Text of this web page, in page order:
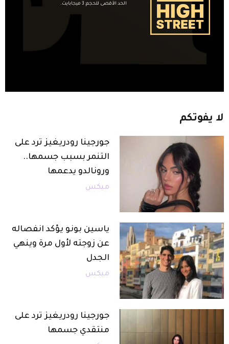
الحد الأقصى للحجم: 3 ميجابايت.
لا يفوتكم
جورجينا رودريغيز ترد على
التنمر بسبب جسمها..
ورونالدو يدعمها
ميكس
ياسين بونو يؤكد انفصاله
عن زوجته لأول مرة وينهي
الجدل
ميكس
جورجينا رودريغيز ترد على
منتقدي جسمها